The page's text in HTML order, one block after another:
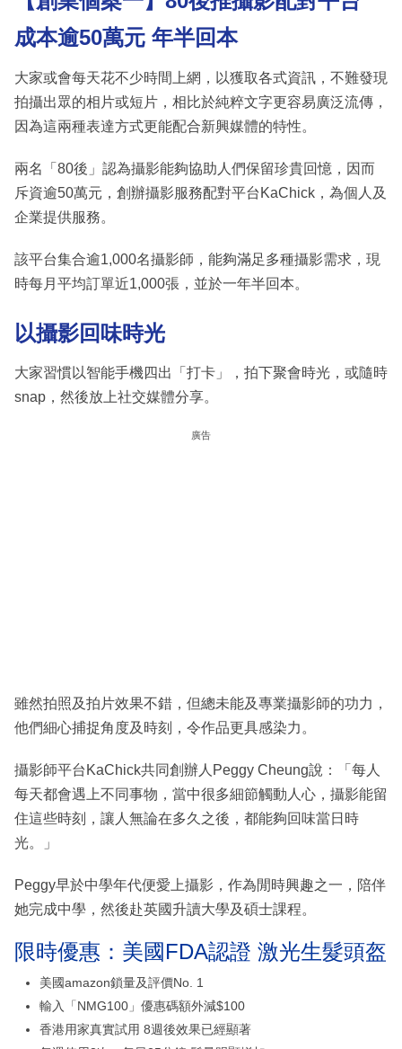
成本逾50萬元 年半回本
大家或會每天花不少時間上網，以獲取各式資訊，不難發現
拍攝出眾的相片或短片，相比於純粹文字更容易廣泛流傳，
因為這兩種表達方式更能配合新興媒體的特性。
兩名「80後」認為攝影能夠協助人們保留珍貴回憶，因而
斥資逾50萬元，創辦攝影服務配對平台KaChick，為個人及
企業提供服務。
該平台集合逾1,000名攝影師，能夠滿足多種攝影需求，現
時每月平均訂單近1,000張，並於一年半回本。
以攝影回味時光
大家習慣以智能手機四出「打卡」，拍下聚會時光，或隨時
snap，然後放上社交媒體分享。
廣告
雖然拍照及拍片效果不錯，但總未能及專業攝影師的功力，
他們細心捕捉角度及時刻，令作品更具感染力。
攝影師平台KaChick共同創辦人Peggy Cheung說：「每人
每天都會遇上不同事物，當中很多細節觸動人心，攝影能留
住這些時刻，讓人無論在多久之後，都能夠回味當日時
光。」
Peggy早於中學年代便愛上攝影，作為閒時興趣之一，陪伴
她完成中學，然後赴英國升讀大學及碩士課程。
限時優惠：美國FDA認證 激光生髮頭盔
美國amazon鎖量及評價No. 1
輸入「NMG100」優惠碼額外減$100
香港用家真實試用 8週後效果已經顯著